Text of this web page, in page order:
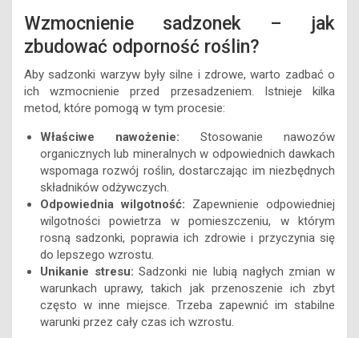
Wzmocnienie sadzonek – jak
zbudować odporność roślin?
Aby sadzonki warzyw były silne i zdrowe, warto zadbać o
ich wzmocnienie przed przesadzeniem. Istnieje kilka
metod, które pomogą w tym procesie:
Właściwe nawożenie: Stosowanie nawozów
organicznych lub mineralnych w odpowiednich dawkach
wspomaga rozwój roślin, dostarczając im niezbędnych
składników odżywczych.
Odpowiednia wilgotność: Zapewnienie odpowiedniej
wilgotności powietrza w pomieszczeniu, w którym
rosną sadzonki, poprawia ich zdrowie i przyczynia się
do lepszego wzrostu.
Unikanie stresu: Sadzonki nie lubią nagłych zmian w
warunkach uprawy, takich jak przenoszenie ich zbyt
często w inne miejsce. Trzeba zapewnić im stabilne
warunki przez cały czas ich wzrostu.